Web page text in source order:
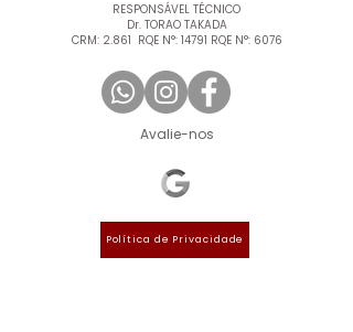
RESPONSÁVEL TÉCNICO
Dr. TORAO TAKADA
CRM: 2.861 RQE N°: 14791 RQE N°: 6076
Avalie-nos
Política de Privacidade